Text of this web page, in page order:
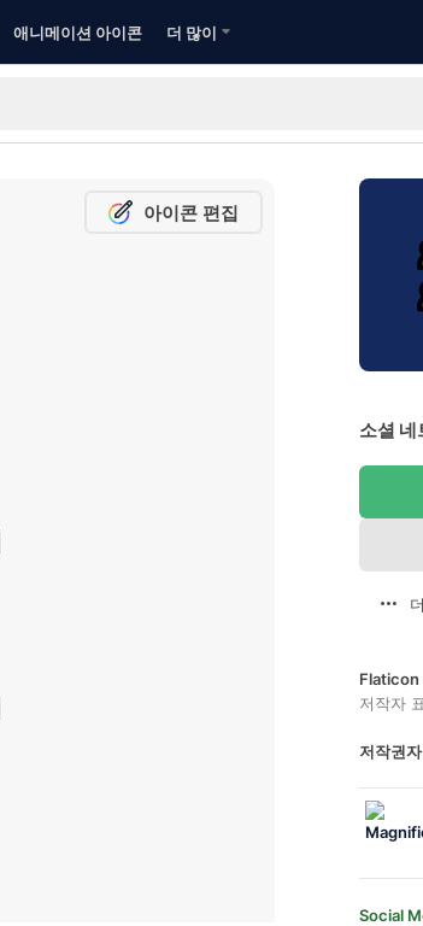
애니메이션 아이콘 더 많이
아이콘 편집
소셜 네
Flaticon
저작자
저작권
Social